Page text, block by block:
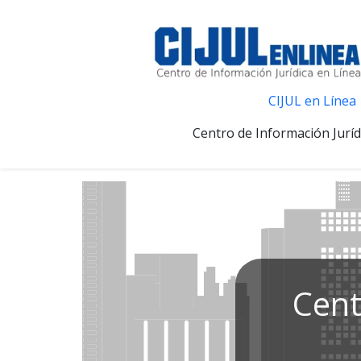
CIJUL en Línea
Centro de Información